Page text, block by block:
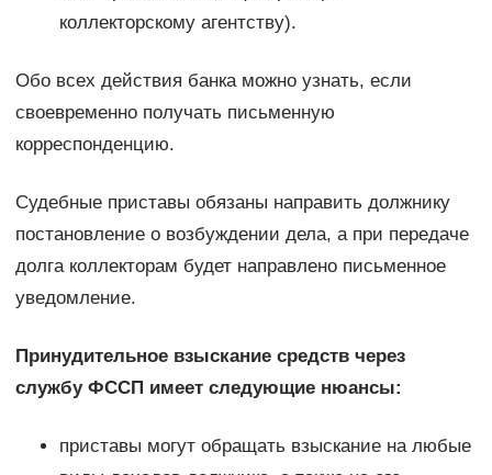
коллекторскому агентству).
Обо всех действия банка можно узнать, если
своевременно получать письменную
корреспонденцию.
Судебные приставы обязаны направить должнику
постановление о возбуждении дела, а при передаче
долга коллекторам будет направлено письменное
уведомление.
Принудительное взыскание средств через
службу ФССП имеет следующие нюансы:
приставы могут обращать взыскание на любые